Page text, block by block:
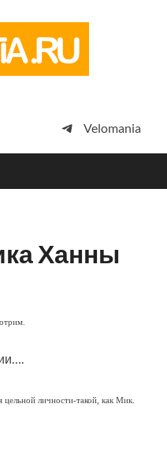
просто
Velomania
Ханны
цельной личности-такой, как Мик.